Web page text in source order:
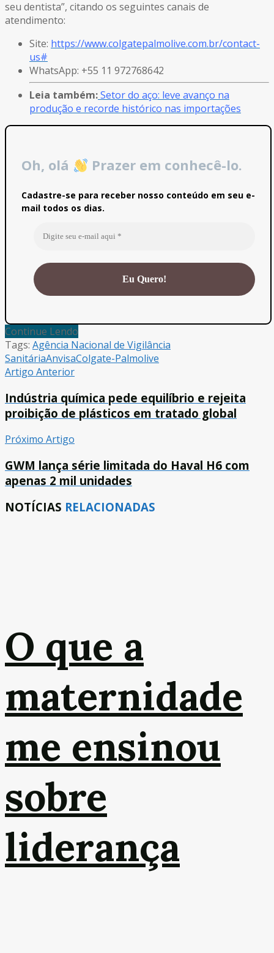
seu dentista”, citando os seguintes canais de
atendimento:
Site: https://www.colgatepalmolive.com.br/contact-
us#
WhatsApp: +55 11 972768642
Leia também:Setor do aço: leve avanço na
produção e recorde histórico nas importações
Oh, olá Prazer em conhecê-lo.
Cadastre-se para receber nosso conteúdo em seu e-
mail todos os dias.
Continue Lendo
Tags: Agência Nacional de Vigilância
SanitáriaAnvisaColgate-Palmolive
Artigo Anterior
Indústria química pede equilíbrio e rejeita
proibição de plásticos em tratado global
Próximo Artigo
GWM lança série limitada do Haval H6 com
apenas 2 mil unidades
NOTÍCIAS RELACIONADAS
O que a
maternidade
me ensinou
sobre
liderança